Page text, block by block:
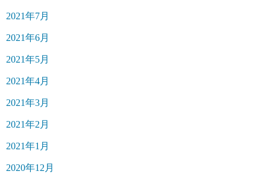
2021年7月
2021年6月
2021年5月
2021年4月
2021年3月
2021年2月
2021年1月
2020年12月